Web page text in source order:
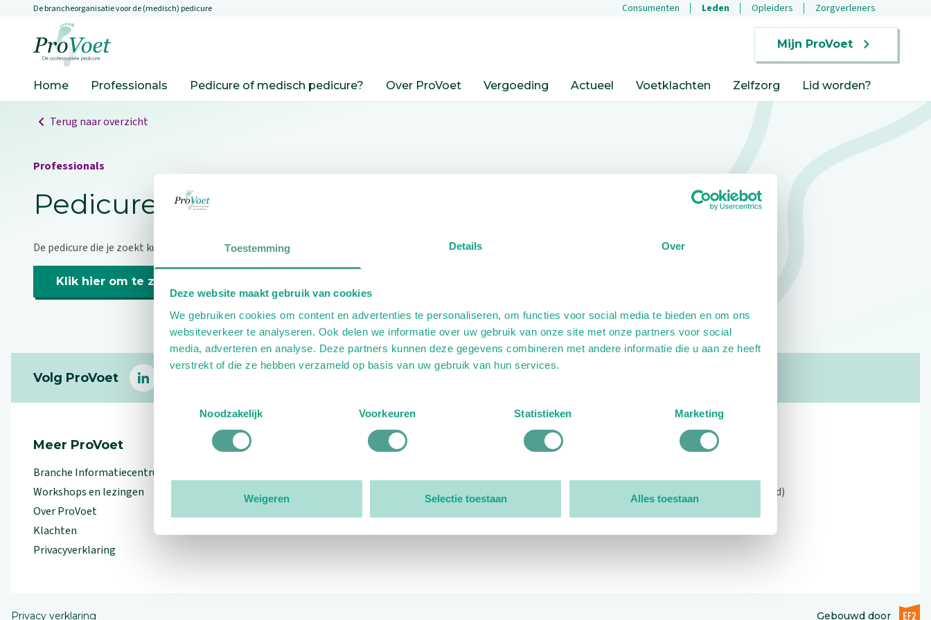
Toestemming Details Over
Deze website maakt gebruik van cookies
We gebruiken cookies om content en advertenties te personaliseren, om functies voor social media te bieden en om ons
websiteverkeer te analyseren. Ook delen we informatie over uw gebruik van onze site met onze partners voor social
media, adverteren en analyse. Deze partners kunnen deze gegevens combineren met andere informatie die u aan ze heeft
verstrekt of die ze hebben verzameld op basis van uw gebruik van hun services.
Noodzakelijk
Voorkeuren Statistieken Marketing
Weigeren Selectie toestaan Alles toestaan
Overslaan en naar de inhoud gaan
De brancheorganisatie voor de (medisch) pedicure Consumenten Leden Opleiders Zorgverleners
Mijn ProVoet
Home Professionals Pedicure of medisch pedicure? Over ProVoet Vergoeding Actueel Voetklachten Zelfzorg Lid worden?
Terug naar overzicht
Professionals
Pedicure niet gevonden
De pedicure die je zoekt kunnen we niet vinden.
Klik hier om te zoeken naar een andere pedicure.
Volg ProVoet
linkedin
Meer ProVoet
Branche Informatiecentrum
Workshops en lezingen
Over ProVoet
Klachten
Privacyverklaring
Organisatie
Open: 09:00 - 12:30 (alleen ochtend)
Privacy verklaring Gebouwd doorEF2